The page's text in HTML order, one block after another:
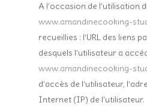
A l’occasion de l’utilisation
www.amandinecooking-
recueillies : l’URL des liens
desquels l’utilisateur a
www.amandinecooking-
d’accès de l’utilisateur,
Internet (IP) de l’utilisateur.